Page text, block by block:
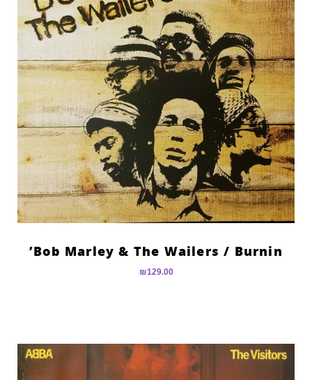
Bob Marley & The Wailers ‎/ Burnin’
₪129.00